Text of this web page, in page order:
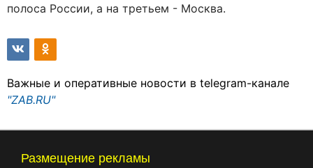
полоса России, а на третьем - Москва.
Важные и оперативные новости в telegram-канале
"ZAB.RU"
Размещение рекламы